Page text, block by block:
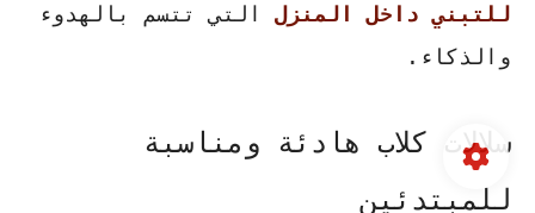
للتبني داخل المنزل التي تتسم بالهدوء
والذكاء.
سلالات كلاب هادئة ومناسبة
للمبتدئين